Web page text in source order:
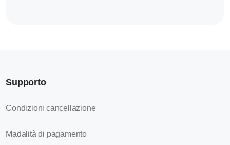
Supporto
Condizioni cancellazione
Madalità di pagamento